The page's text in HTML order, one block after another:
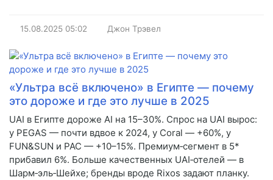
15.08.2025 05:02 Джон Трэвел
«Ультра всё включено» в Египте — почему
это дороже и где это лучше в 2025
UAI в Египте дороже AI на 15–30%. Спрос на UAI вырос:
у PEGAS — почти вдвое к 2024, у Coral — +60%, у
FUN&SUN и PAC — +10–15%. Премиум‑сегмент в 5*
прибавил 6%. Больше качественных UAI‑отелей — в
Шарм‑эль‑Шейхе; бренды вроде Rixos задают планку.